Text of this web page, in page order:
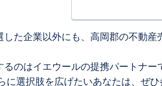
した企業以外にも、高岡郡の不動
るのはイエウールの提携パートナ
に選択肢を広げたいあなたは、ぜひ